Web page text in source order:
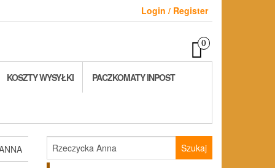
Login / Register
0
KOSZTY WYSYŁKI PACZKOMATY INPOST
Szukaj: